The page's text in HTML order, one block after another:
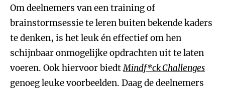
Om deelnemers van een training of
brainstormsessie te leren buiten bekende kaders
te denken, is het leuk én effectief om hen
schijnbaar onmogelijke opdrachten uit te laten
voeren. Ook hiervoor biedtMindf*ck Challenges
genoeg leuke voorbeelden. Daag de deelnemers